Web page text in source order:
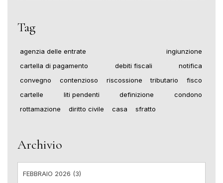
Tag
agenzia delle entrate
ingiunzione
cartella di pagamento
debiti fiscali
notifica
convegno
contenzioso riscossione tributario
fisco
cartelle
liti pendenti definizione
condono
rottamazione
diritto civile casa sfratto
Archivio